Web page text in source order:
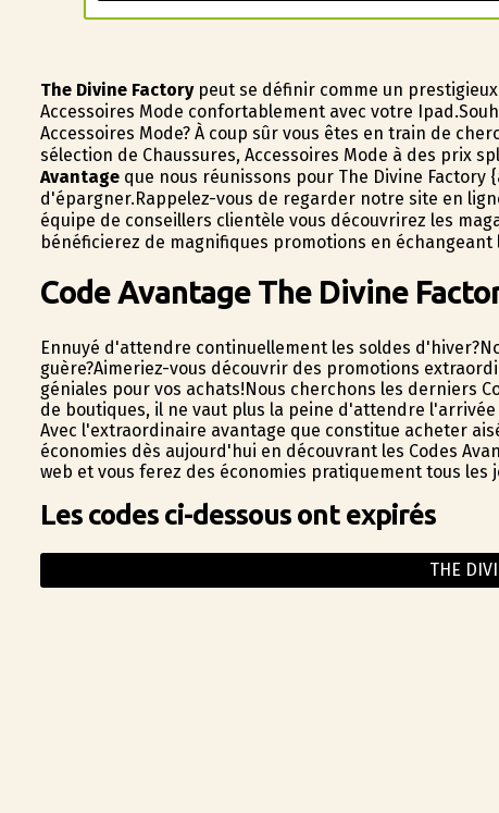
The Divine Factorypeut se définir comme un
Accessoires Mode confortablement avec votre
Accessoires Mode? À coup sûr vous êtes en train de
sélection de Chaussures, Accessoires Mode à des prix
Avantageque nous réunissons pour The Divine Factory
d'épargner.Rappelez-vous de regarder notre site en
équipe de conseillers clientèle vous découvrirez les
bénéficierez de magnifiques promotions en échangeant
Code Avantage The Divine
Ennuyé d'attendre continuellement les soldes
guère?Aimeriez-vous découvrir des promotions
géniales pour vos achats!Nous cherchons les derniers
de boutiques, il ne vaut plus la peine d'attendre
Avec l'extraordinaire avantage que constitue acheter
économies dès aujourd'hui en découvrant les Codes
web et vous ferez des économies pratiquement tous les
Les codes ci-dessous ont expirés
THE